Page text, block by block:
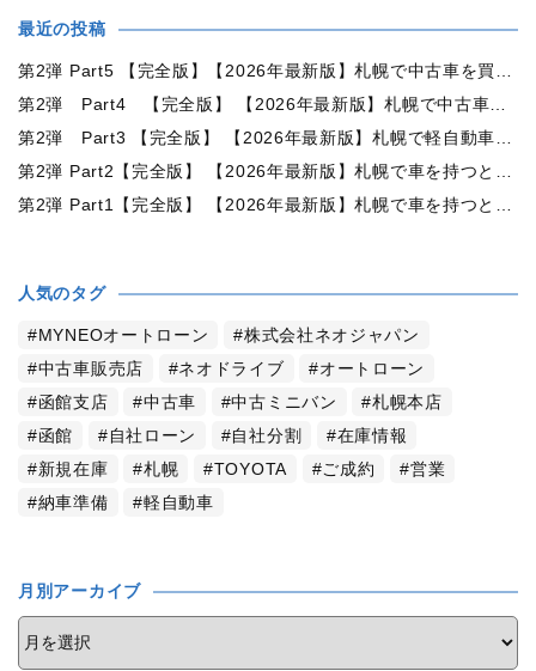
最近の投稿
第2弾 Part5 【完全版】【2026年最新版】札幌で中古車を買うなら何月がおすすめ？狙い目の時期・冬前に買うメリットを徹底解説
第2弾 Part4 【完全版】 【2026年最新版】札幌で中古車を買うなら2WDと4WDどっち？北海道の雪道・燃費・価格・維持費を徹底比較
第2弾 Part3 【完全版】 【2026年最新版】札幌で軽自動車を持つと月々いくら？維持費・ガソリン・保険・車検・冬タイヤまで徹底解説
第2弾 Part2【完全版】 【2026年最新版】札幌で車を持つと年間いくら？軽自動車・コンパクトカー・ミニバン・SUVの維持費を徹底比較
第2弾 Part1【完全版】 【2026年最新版】札幌で車を持つと年間いくら？中古車の維持費・税金・ガソリン・駐車場代を徹底解説
人気のタグ
MYNEOオートローン
株式会社ネオジャパン
中古車販売店
ネオドライブ
オートローン
函館支店
中古車 中古ミニバン
札幌本店
函館
自社ローン 自社分割
在庫情報
新規在庫
札幌 TOYOTA ご成約
営業
納車準備
軽自動車
月別アーカイブ